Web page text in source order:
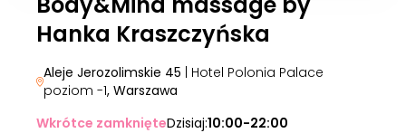
Hanka Kraszczyńska
Aleje Jerozolimskie 45 | Hotel Polonia Palace
poziom -1, Warszawa
Wkrótce zamknięteDzisiaj:10:00-22:00